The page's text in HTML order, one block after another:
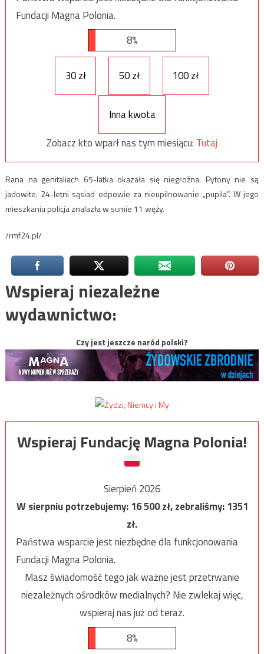
Fundacji Magna Polonia.
8%
30 zł 50 zł 100 zł
Inna kwota
Zobacz kto wparł nas tym miesiącu: Tutaj
Rana na genitaliach 65-latka okazała się niegroźna. Pytony nie są
jadowite. 24-letni sąsiad odpowie za nieupilnowanie „pupila”. W jego
mieszkaniu policja znalazła w sumie 11 węży.
/rmf24.pl/
Wspieraj niezależne
wydawnictwo:
Czy jest jeszcze naród polski?
Wspieraj Fundację Magna Polonia!
Sierpień 2026
W sierpniu potrzebujemy:16 500zł, zebraliśmy:1351
zł.
Państwa wsparcie jest niezbędne dla funkcjonowania
Fundacji Magna Polonia.
Masz świadomość tego jak ważne jest przetrwanie
niezależnych ośrodków medialnych? Nie zwlekaj więc,
wspieraj nas już od teraz.
8%